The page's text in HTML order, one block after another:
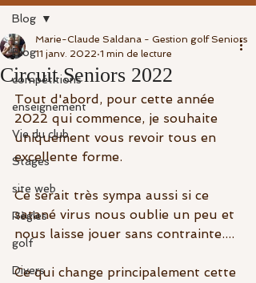
Blog
compétitions
enseignement
Vie du club
Stages
site web
Règles
golf
Divers
Blog
Circuit Seniors 2022
Marie-Claude Saldana - Gestion golf Seniors
11 janv. 2022 1 min de lecture
Tout d'abord, pour cette année
2022 qui commence, je souhaite
uniquement vous revoir tous en
excellente forme.
Ce serait très sympa aussi si ce
satané virus nous oublie un peu et
nous laisse jouer sans contrainte....
Ce qui change principalement cette